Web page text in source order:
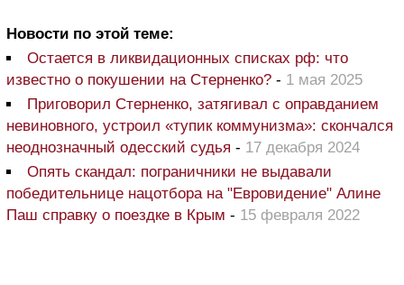
Новости по этой теме:
Остается в ликвидационных списках рф: что
известно о покушении на Стерненко? - 1 мая 2025
Приговорил Стерненко, затягивал с оправданием
невиновного, устроил «тупик коммунизма»: скончался
неоднозначный одесский судья - 17 декабря 2024
Опять скандал: пограничники не выдавали
победительнице нацотбора на "Евровидение" Алине
Паш справку о поездке в Крым - 15 февраля 2022